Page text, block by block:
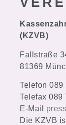
(KZVB)
Fallstraße
81369
Telefon 089
Telefax 089
E-Mail
Die KZVB